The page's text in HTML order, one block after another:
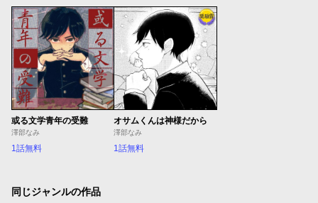
或る文学青年の受難
澤部なみ
1話無料
オサムくんは神様だから
澤部なみ
1話無料
同じジャンルの作品